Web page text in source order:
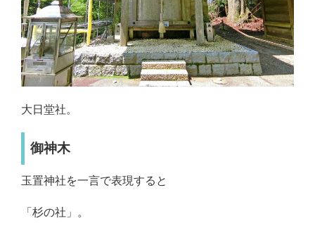
大日堂社。
御神木
玉置神社を一言で表現すると
「杉の社」。